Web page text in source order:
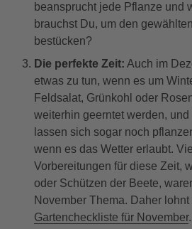
beansprucht jede Pflanze und
brauchst Du, um den
bestücken?
Die perfekte Zeit: Auch im
etwas zu tun, wenn es um
Feldsalat, Grünkohl oder
weiterhin geerntet werden, und
lassen sich sogar noch
wenn es das Wetter erlaubt.
Vorbereitungen für diese Zeit,
oder Schützen der Beete,
November Thema. Daher
Gartencheckliste für November.